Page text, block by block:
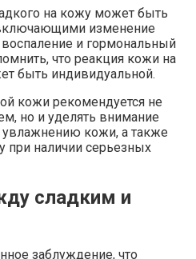
на кожу может быть
изменение
и гормональный
что реакция кожи на
быть индивидуальной.
кожи рекомендуется не
но и уделять внимание
кожи, а также
при наличии серьезных
сладким и
заблуждение, что